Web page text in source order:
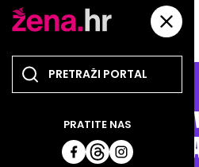
PRATITE NAS